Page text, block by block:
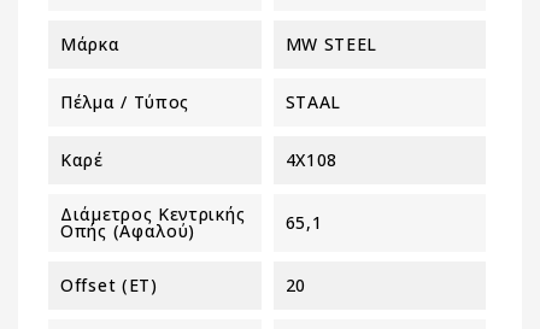
Μάρκα MW STEEL
Πέλμα / Τύπος STAAL
Καρέ 4X108
Διάμετρος Κεντρικής
Οπής (αφαλού) 65,1
Offset (ET) 20